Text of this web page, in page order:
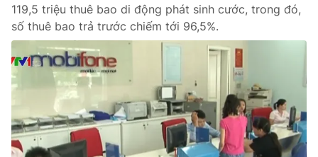
119,5 triệu thuê bao di động phát sinh cước, trong đó,
số thuê bao trả trước chiếm tới 96,5%.